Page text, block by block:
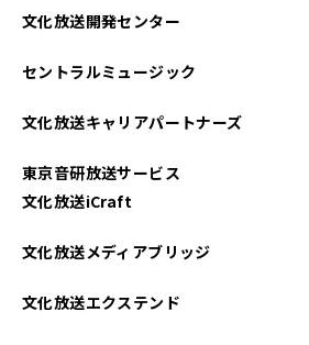
文化放送開発センター
セントラルミュージック
文化放送キャリアパートナーズ
東京音研放送サービス
文化放送iCraft
文化放送メディアブリッジ
文化放送エクステンド